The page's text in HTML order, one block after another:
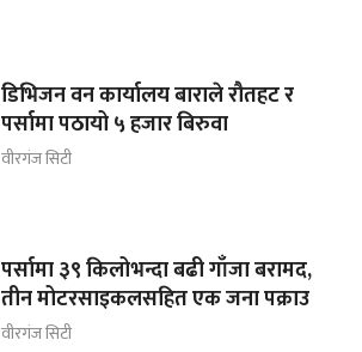
डिभिजन वन कार्यालय बाराले रौतहट र
पर्सामा पठायो ५ हजार बिरुवा
वीरगंज सिटी
पर्सामा ३९ किलोभन्दा बढी गाँजा बरामद,
तीन मोटरसाइकलसहित एक जना पक्राउ
वीरगंज सिटी